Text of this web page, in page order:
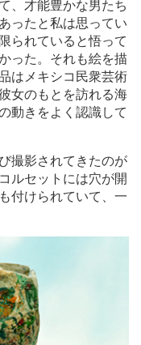
、才能豊かな男たち
ったと私は思ってい
られていると悟って
った。それも絵を描
はメキシコ民衆芸術
女のもとを訪れる海
動きをよく認識して
撮影されてきたのが
ルセットには穴が開
付けられていて、一